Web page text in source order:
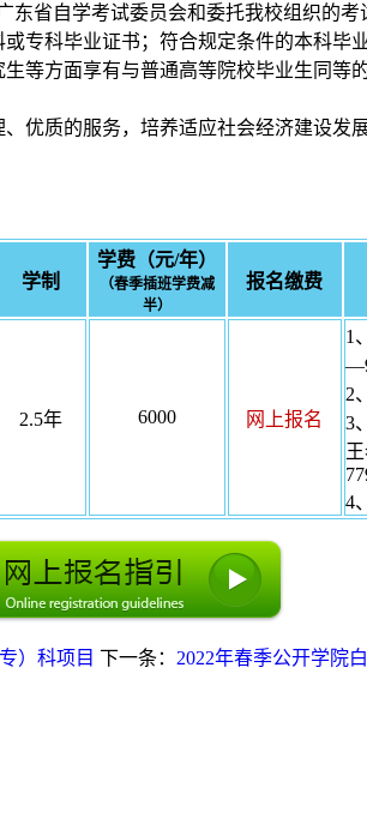
东省自学考试委员会和委托我校组织的
专科毕业证书；符合规定条件的本科毕
等方面享有与普通高等院校毕业生同等
优质的服务，培养适应社会经济建设发
学制
学费（元/年）
（春季插班学费减
半）
报名缴费
2.5年 6000 网上报名
1
2
3
4
）科项目 下一条： 2022年春季公开学院